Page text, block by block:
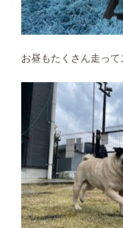
お昼もたくさん走っ